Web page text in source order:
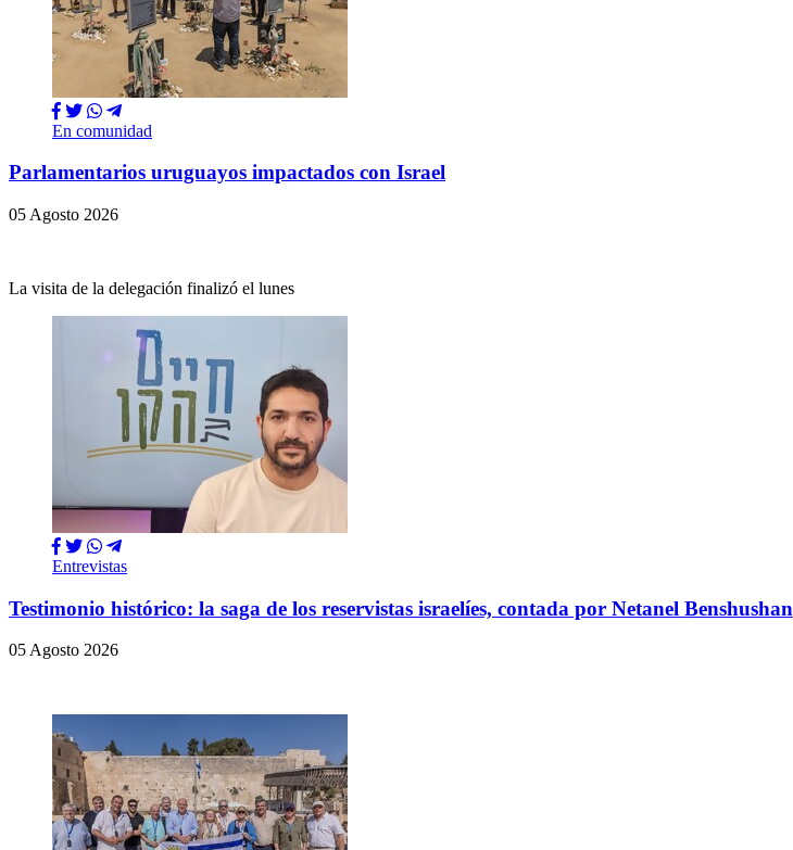
En comunidad
Parlamentarios uruguayos impactados con Israel
05 Agosto 2026
La visita de la delegación finalizó el lunes
Entrevistas
Testimonio histórico: la saga de los reservistas israelíes, contada por Netanel Benshushan
05 Agosto 2026